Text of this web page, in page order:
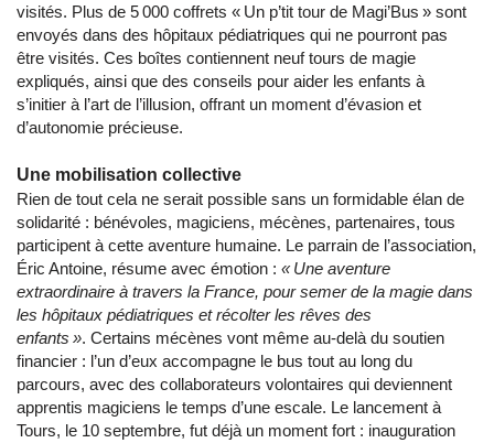
visités. Plus de 5 000 coffrets « Un p’tit tour de Magi’Bus » sont
envoyés dans des hôpitaux pédiatriques qui ne pourront pas
être visités. Ces boîtes contiennent neuf tours de magie
expliqués, ainsi que des conseils pour aider les enfants à
s’initier à l’art de l’illusion, offrant un moment d’évasion et
d’autonomie précieuse.
Une mobilisation collective
Rien de tout cela ne serait possible sans un formidable élan de
solidarité : bénévoles, magiciens, mécènes, partenaires, tous
participent à cette aventure humaine. Le parrain de l’association,
Éric Antoine, résume avec émotion : « Une aventure
extraordinaire à travers la France, pour semer de la magie dans
les hôpitaux pédiatriques et récolter les rêves des
enfants ». Certains mécènes vont même au-delà du soutien
financier : l’un d’eux accompagne le bus tout au long du
parcours, avec des collaborateurs volontaires qui deviennent
apprentis magiciens le temps d’une escale. Le lancement à
Tours, le 10 septembre, fut déjà un moment fort : inauguration